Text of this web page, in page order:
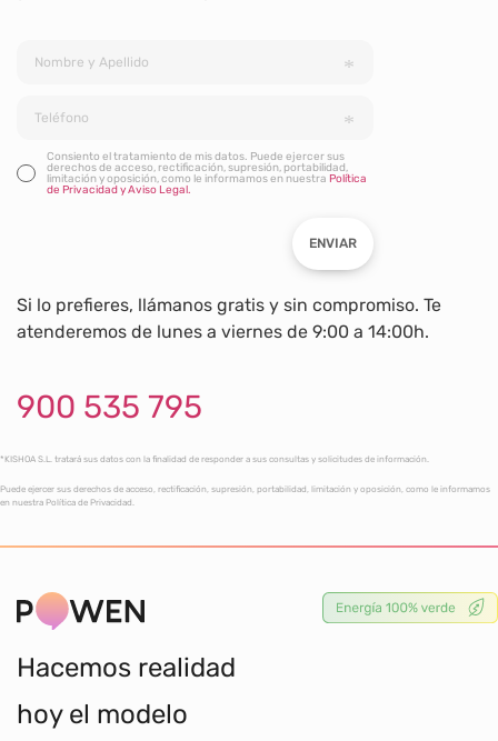
Consiento el tratamiento de mis datos. Puede ejercer sus
derechos de acceso, rectificación, supresión, portabilidad,
limitación y oposición, como le informamos en nuestra Política
de Privacidad y Aviso Legal.
ENVIAR
Si lo prefieres, llámanos gratis y sin compromiso. Te
atenderemos de lunes a viernes de 9:00 a 14:00h.
900 535 795
*KISHOA S.L. tratará sus datos con la finalidad de responder a sus consultas y solicitudes de información.
Puede ejercer sus derechos de acceso, rectificación, supresión, portabilidad, limitación y oposición, como le informamos
en nuestra Política de Privacidad.
Hacemos realidad
hoy el modelo